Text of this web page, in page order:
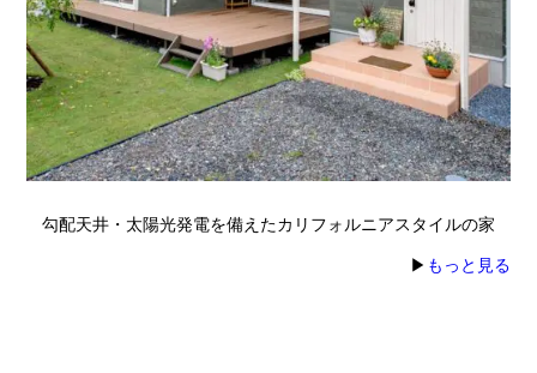
勾配天井・太陽光発電を備えたカリフォルニアスタイルの家
▶ もっと見る